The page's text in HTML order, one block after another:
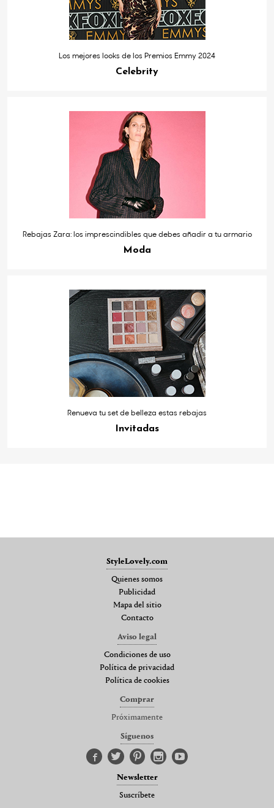
Los mejores looks de los Premios Emmy 2024
Celebrity
Rebajas Zara: los imprescindibles que debes añadir a tu armario
Moda
Renueva tu set de belleza estas rebajas
Invitadas
StyleLovely.com
Quienes somos
Publicidad
Mapa del sitio
Contacto
Aviso legal
Condiciones de uso
Política de privacidad
Política de cookies
Comprar
Próximamente
Síguenos
Newsletter
Suscríbete